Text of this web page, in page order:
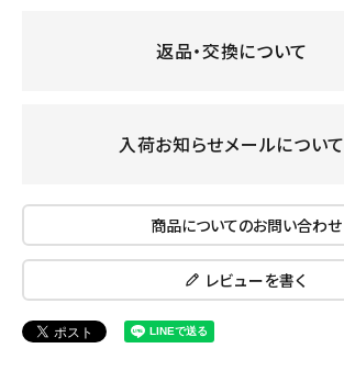
返品・交換について
入荷お知らせメールについて
商品についてのお問い合わせ
レビューを書く